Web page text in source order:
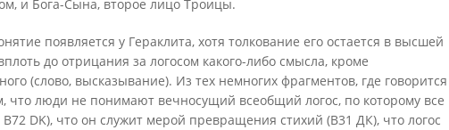
и Бога-Сына, второе лицо Троицы.
появляется у Гераклита, хотя толкование его остается в высшей
до отрицания за логосом какого-либо смысла, кроме
(слово, высказывание). Из тех немногих фрагментов, где говорится
что люди не понимают вечносущий всеобщий логос, по которому все
DK), что он служит мерой превращения стихий (В31 ДК), что логос